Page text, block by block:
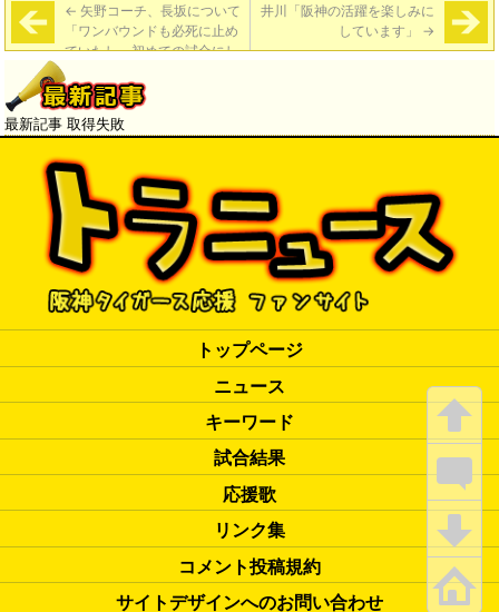
← 矢野コーチ、長坂について
「ワンバウンドも必死に止め
ていたし、初めての試合にし
てはよかったんじゃないか。
落ち着いていた」
井川「阪神の活躍を楽しみに
しています」 →
最新記事 取得失敗
トップページ
ニュース
キーワード
試合結果
応援歌
リンク集
コメント投稿規約
サイトデザインへのお問い合わせ